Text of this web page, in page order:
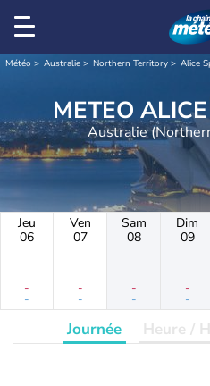
Météo Australie Northern Territory Alice
METEO
Australie
Jeu
06
-
-
Ven
07
-
-
Sam
08
-
-
Dim
09
-
-
Journée Heure /